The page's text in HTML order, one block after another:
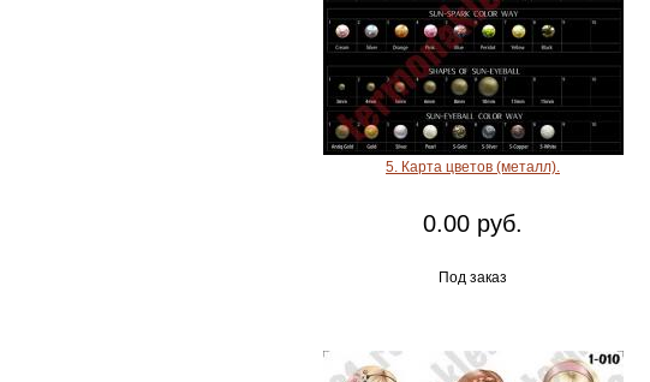
5. Карта цветов (металл).
0.00 руб.
Под заказ